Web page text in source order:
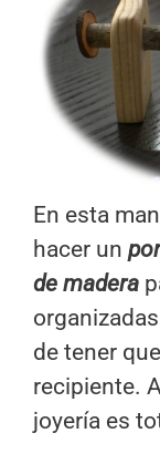
En esta
hacer un
de madera
de tener
recipiente.
joyería es